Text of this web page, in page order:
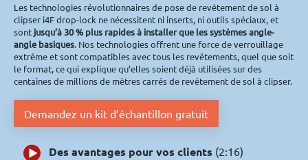
Les technologies révolutionnaires de pose de revêtement de sol à
clipser i4F drop-lock ne nécessitent ni inserts, ni outils spéciaux, et
sont jusqu’à 30 % plus rapides à installer que les systèmes angle-
angle basiques. Nos technologies offrent une force de verrouillage
extrême et sont compatibles avec tous les revêtements, quel que soit
le format, ce qui explique qu’elles soient déjà utilisées sur des
centaines de millions de mètres carrés de revêtement de sol à clipser.
Demandez un kit d’échantillon gratuit
Des avantages pour vos clients (2:16)